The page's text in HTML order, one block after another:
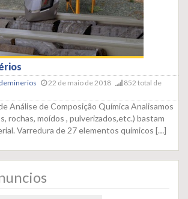
22 de maio de 2018
852 total de
Análise​ de Composição Química Analisamos
rochas, moídos , pulverizados,etc.) bastam
Varredura de 27 elementos químicos […]